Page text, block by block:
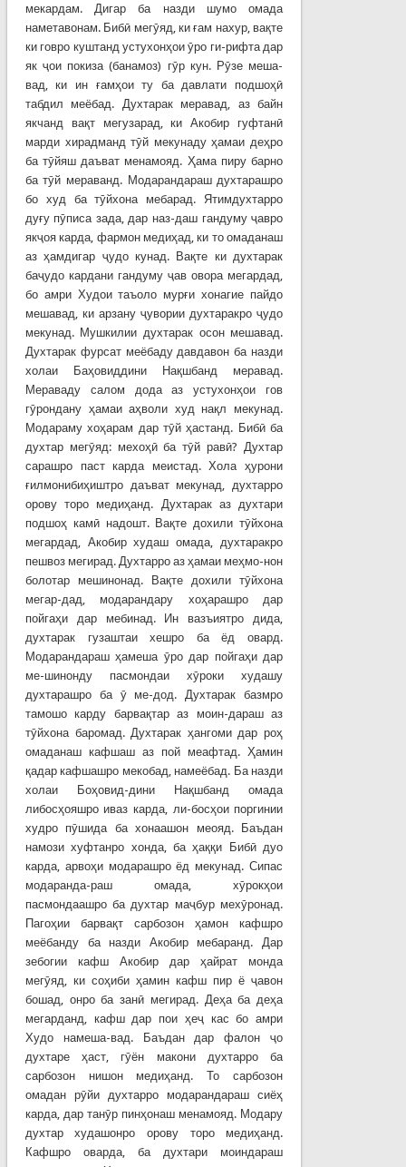
мекардам. Дигар ба назди шумо омада
наметавонам. Бибӣ мегӯяд, ки ғам нахур, вақте
ки говро куштанд устухонҳои ӯро ги-рифта дар
як ҷои покиза (банамоз) гӯр кун. Рӯзе меша-
вад, ки ин ғамҳои ту ба давлати подшоҳӣ
табдил меёбад. Духтарак меравад, аз байн
якчанд вақт мегузарад, ки Акобир гуфтанӣ
марди хирадманд тӯй мекунаду ҳамаи деҳро
ба тӯйяш даъват менамояд. Ҳама пиру барно
ба тӯй мераванд. Модарандараш духтарашро
бо худ ба тӯйхона мебарад. Ятимдухтарро
дуғу пӯписа зада, дар наз-даш гандуму ҷавро
якҷоя карда, фармон медиҳад, ки то омаданаш
аз ҳамдигар ҷудо кунад. Вақте ки духтарак
баҷудо кардани гандуму ҷав овора мегардад,
бо амри Худои таъоло мурғи хонагие пайдо
мешавад, ки арзану ҷувории духтаракро ҷудо
мекунад. Мушкилии духтарак осон мешавад.
Духтарак фурсат меёбаду давдавон ба назди
холаи Баҳовиддини Нақшбанд меравад.
Мераваду салом дода аз устухонҳои гов
гӯрондану ҳамаи аҳволи худ нақл мекунад.
Модараму хоҳарам дар тӯй ҳастанд. Бибӣ ба
духтар мегӯяд: мехоҳӣ ба тӯй равӣ? Духтар
сарашро паст карда меистад. Хола ҳурони
ғилмонибиҳиштро даъват мекунад, духтарро
орову торо медиҳанд. Духтарак аз духтари
подшоҳ камӣ надошт. Вақте дохили тӯйхона
мегардад, Акобир худаш омада, духтаракро
пешвоз мегирад. Духтарро аз ҳамаи меҳмо-нон
болотар мешинонад. Вақте дохили тӯйхона
мегар-дад, модарандару хоҳарашро дар
пойгаҳи дар мебинад. Ин вазъиятро дида,
духтарак гузаштаи хешро ба ёд овард.
Модарандараш ҳамеша ӯро дар пойгаҳи дар
ме-шинонду пасмондаи хӯроки худашу
духтарашро ба ӯ ме-дод. Духтарак базмро
тамошо карду барвақтар аз моин-дараш аз
тӯйхона баромад. Духтарак ҳангоми дар роҳ
омаданаш кафшаш аз пой меафтад. Ҳамин
қадар кафшашро мекобад, намеёбад. Ба назди
холаи Боҳовид-дини Нақшбанд омада
либосҳояшро иваз карда, ли-босҳои поргинии
худро пӯшида ба хонаашон меояд. Баъдан
намози хуфтанро хонда, ба ҳаққи Бибӣ дуо
карда, арвоҳи модарашро ёд мекунад. Сипас
модаранда-раш омада, хӯрокҳои
пасмондаашро ба духтар маҷбур мехӯронад.
Пагоҳии барвақт сарбозон ҳамон кафшро
меёбанду ба назди Акобир мебаранд. Дар
зебогии кафш Акобир дар ҳайрат монда
мегӯяд, ки соҳиби ҳамин кафш пир ё ҷавон
бошад, онро ба занӣ мегирад. Деҳа ба деҳа
мегарданд, кафш дар пои ҳеҷ кас бо амри
Худо намеша-вад. Баъдан дар фалон ҷо
духтаре ҳаст, гӯён макони духтарро ба
сарбозон нишон медиҳанд. То сарбозон
омадан рӯйи духтарро модарандараш сиёҳ
карда, дар танӯр пинҳонаш менамояд. Модару
духтар худашонро орову торо медиҳанд.
Кафшро оварда, ба духтари моиндараш